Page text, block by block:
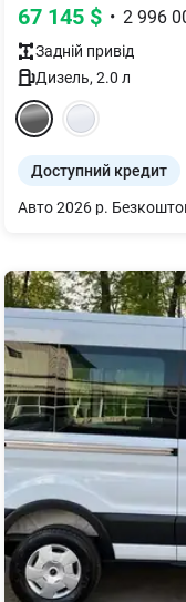
67 145 $ • 2 996
Задній привід
Дизель, 2.0 л
Доступний кредит
Авто 2026 р.